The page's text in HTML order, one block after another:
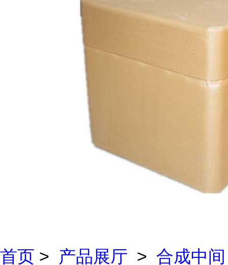
首页 > 产品展厅 > 合成中间